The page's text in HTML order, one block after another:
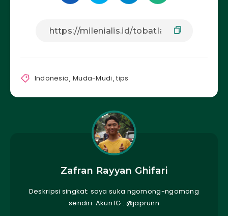
Indonesia, Muda-Mudi,tips
Zafran Rayyan Ghifari
Deskripsi singkat: saya suka ngomong-ngomong
sendiri. Akun IG : @japrunn